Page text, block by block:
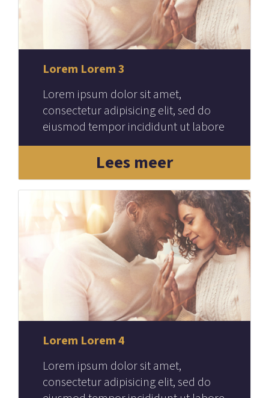
Lorem Lorem 3
Lorem ipsum dolor sit amet,
consectetur adipisicing elit, sed do
eiusmod tempor incididunt ut labore
et dolore magna aliqua.
Lees meer
Lorem Lorem 4
Lorem ipsum dolor sit amet,
consectetur adipisicing elit, sed do